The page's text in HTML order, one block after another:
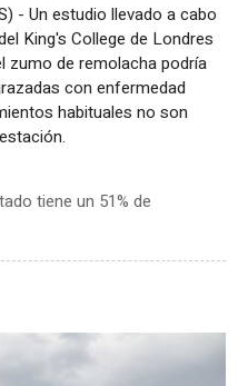
- Un estudio llevado a cabo
King's College de Londres
zumo de remolacha podría
con enfermedad
habituales no son
tiene un 51% de